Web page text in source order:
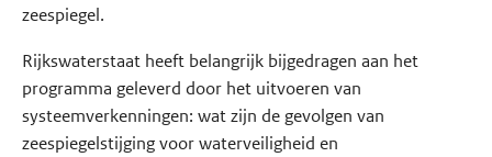
zeespiegel.
Rijkswaterstaat heeft belangrijk bijgedragen aan het
programma geleverd door het uitvoeren van
systeemverkenningen: wat zijn de gevolgen van
zeespiegelstijging voor waterveiligheid en